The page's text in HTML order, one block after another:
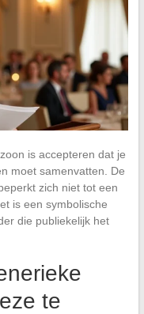
is accepteren dat je
moet samenvatten. De
zich niet tot een
is een symbolische
die publiekelijk het
te